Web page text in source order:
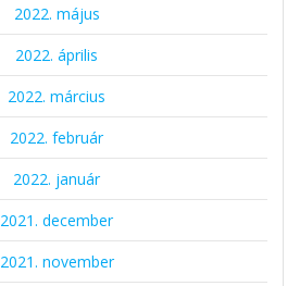
2022. május
2022. április
2022. március
2022. február
2022. január
2021. december
2021. november